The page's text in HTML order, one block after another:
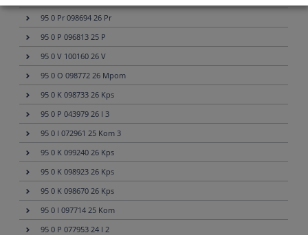
95 0 Pr 098694 26 Pr
95 0 P 096813 25 P
95 0 V 100160 26 V
95 0 O 098772 26 Mpom
95 0 K 098733 26 Kps
95 0 P 043979 26 I 3
95 0 I 072961 25 Kom 3
95 0 K 099240 26 Kps
95 0 K 098923 26 Kps
95 0 K 098670 26 Kps
95 0 I 097714 25 Kom
95 0 P 077953 24 I 2